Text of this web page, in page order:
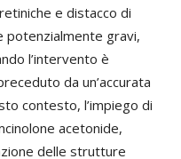
e distacco di
potenzialmente gravi,
l’intervento è
da un’accurata
contesto, l’impiego di
acetonide,
delle strutture